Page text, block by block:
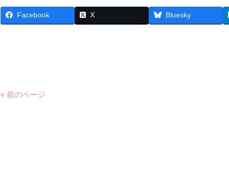
Facebook X Bluesky
« 前のページ